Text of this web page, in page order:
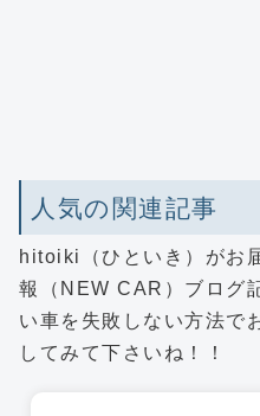
人気の関連記事
hitoiki（ひといき）がお
報（NEW CAR）ブログ
い車を失敗しない方法で
してみて下さいね！！